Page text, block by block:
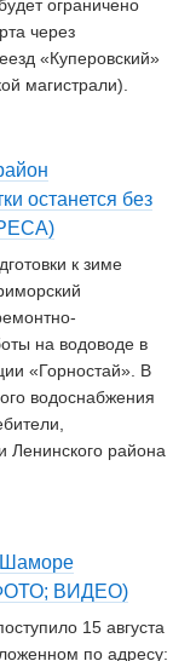
ограничено
через
«Куперовский»
магистрали).
останется без
к зиме
на водоводе в
«Горностай». В
водоснабжения
Ленинского района
ВИДЕО)
15 августа
по адресу: